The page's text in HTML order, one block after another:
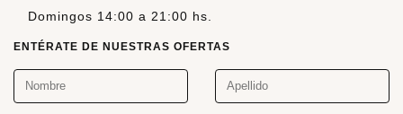
Domingos 14:00 a 21:00 hs.
ENTÉRATE DE NUESTRAS OFERTAS